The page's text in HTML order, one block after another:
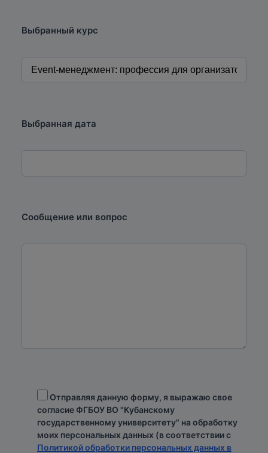
Выбранный курс
Выбранная дата
Сообщение или вопрос
Отправляя данную форму, я выражаю свое
согласие ФГБОУ ВО "Кубанскому
государственному университету" на обработку
моих персональных данных (в соответствии с
Политикой обработки персональных данных в